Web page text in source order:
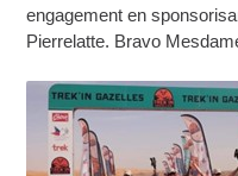
engagement en
Pierrelatte. Bravo